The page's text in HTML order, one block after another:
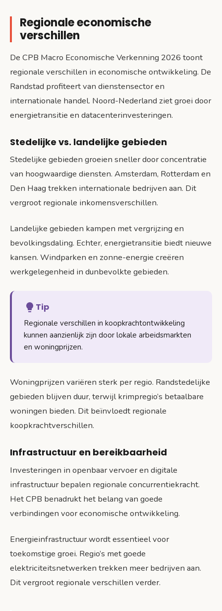
Regionale economische
verschillen
De CPB Macro Economische Verkenning 2026 toont
regionale verschillen in economische ontwikkeling. De
Randstad profiteert van dienstensector en
internationale handel. Noord-Nederland ziet groei door
energietransitie en datacenterinvesteringen.
Stedelijke vs. landelijke gebieden
Stedelijke gebieden groeien sneller door concentratie
van hoogwaardige diensten. Amsterdam, Rotterdam en
Den Haag trekken internationale bedrijven aan. Dit
vergroot regionale inkomensverschillen.
Landelijke gebieden kampen met vergrijzing en
bevolkingsdaling. Echter, energietransitie biedt nieuwe
kansen. Windparken en zonne-energie creëren
werkgelegenheid in dunbevolkte gebieden.
Tip
Regionale verschillen in koopkrachtontwikkeling
kunnen aanzienlijk zijn door lokale arbeidsmarkten
en woningprijzen.
Woningprijzen variëren sterk per regio. Randstedelijke
gebieden blijven duur, terwijl krimpregio’s betaalbare
woningen bieden. Dit beïnvloedt regionale
koopkrachtverschillen.
Infrastructuur en bereikbaarheid
Investeringen in openbaar vervoer en digitale
infrastructuur bepalen regionale concurrentiekracht.
Het CPB benadrukt het belang van goede
verbindingen voor economische ontwikkeling.
Energieinfrastructuur wordt essentieel voor
toekomstige groei. Regio’s met goede
elektriciteitsnetwerken trekken meer bedrijven aan.
Dit vergroot regionale verschillen verder.